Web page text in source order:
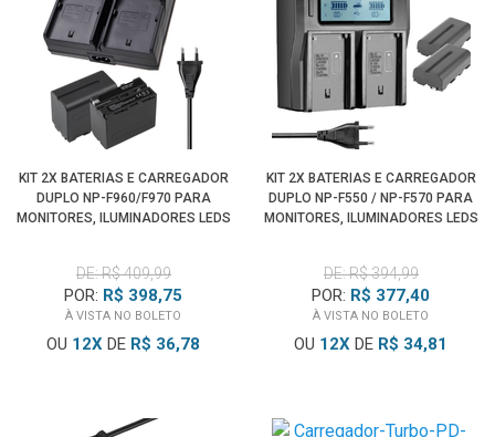
KIT 2X BATERIAS E CARREGADOR
DUPLO NP-F960/F970 PARA
MONITORES, ILUMINADORES LEDS
DE: R$ 409,99
POR: R$ 398,75
À VISTA NO BOLETO
OU 12X DE R$ 36,78
KIT 2X BATERIAS E CARREGADOR
DUPLO NP-F550 / NP-F570 PARA
MONITORES, ILUMINADORES LEDS
DE: R$ 394,99
POR: R$ 377,40
À VISTA NO BOLETO
OU 12X DE R$ 34,81